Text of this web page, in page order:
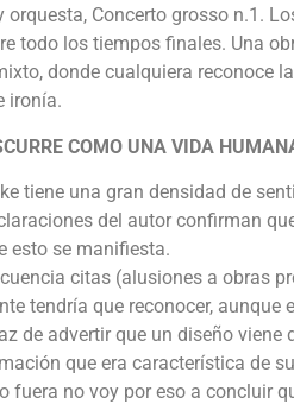
orquesta, Concerto grosso n.1.
todo los tiempos finales. Una
donde cualquiera reconoce
ironía.
COMO UNA VIDA
tiene una gran densidad de
del autor confirman
esto se manifiesta.
citas (alusiones a obras
tendría que reconocer,
de advertir que un diseño
que era característica de
fuera no voy por eso a concluir